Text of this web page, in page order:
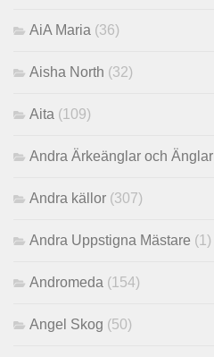
AiA Maria (36)
Aisha North (32)
Aita (109)
Andra Ärkeänglar och Änglar
Andra källor (307)
Andra Uppstigna Mästare (1)
Andromeda (154)
Angel Skog (50)